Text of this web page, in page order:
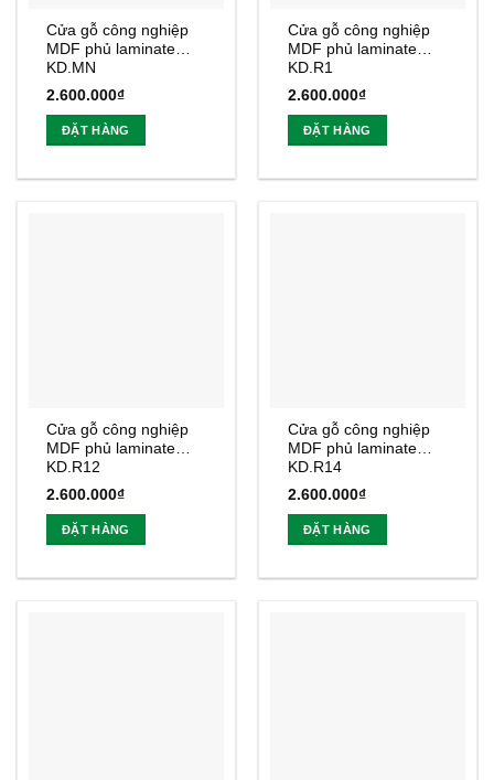
Cửa gỗ công nghiệp
MDF phủ laminate
KD.MN
2.600.000₫
ĐẶT HÀNG
Cửa gỗ công nghiệp
MDF phủ laminate
KD.R1
2.600.000₫
ĐẶT HÀNG
Cửa gỗ công nghiệp
MDF phủ laminate
KD.R12
2.600.000₫
ĐẶT HÀNG
Cửa gỗ công nghiệp
MDF phủ laminate
KD.R14
2.600.000₫
ĐẶT HÀNG